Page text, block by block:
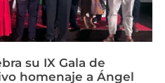
su IX Gala de
homenaje a Ángel